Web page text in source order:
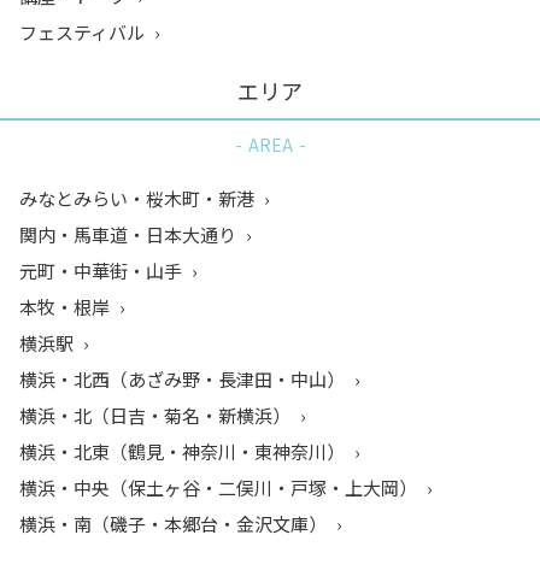
フェスティバル
エリア
AREA
みなとみらい・桜木町・新港
関内・馬車道・日本大通り
元町・中華街・山手
本牧・根岸
横浜駅
横浜・北西（あざみ野・長津田・中山）
横浜・北（日吉・菊名・新横浜）
横浜・北東（鶴見・神奈川・東神奈川）
横浜・中央（保土ヶ谷・二俣川・戸塚・上大岡）
横浜・南（磯子・本郷台・金沢文庫）